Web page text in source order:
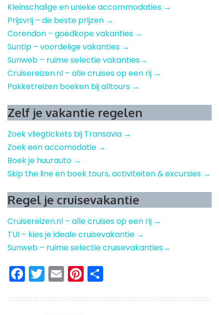
Kleinschalige en unieke accommodaties →
Prijsvrij – de beste prijzen →
Corendon – goedkope vakanties →
Suntip – voordelige vakanties →
Sunweb – ruime selectie vakanties→
Cruisereizen.nl – alle cruises op een rij →
Pakketreizen boeken bij alltours →
Zelf je vakantie regelen
Zoek vliegtickets bij Transavia →
Zoek een accomodatie →
Boek je huurauto →
Skip the line en boek tours, activiteiten & excursies →
Regel je cruisevakantie
Cruisereizen.nl – alle cruises op een rij →
TUI – kies je ideale cruisevakantie →
Sunweb – ruime selectie cruisevakanties→
Facebook
Twitter
EmailPinterest